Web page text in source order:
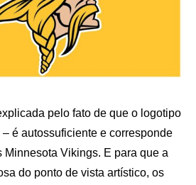
pelo fato de que o logotipo
é autossuficiente e corresponde
Minnesota Vikings. E para que a
do ponto de vista artístico, os